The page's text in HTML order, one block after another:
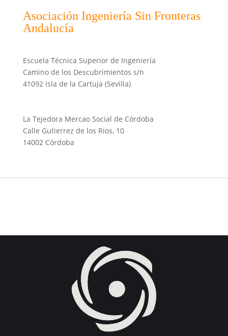
Asociación Ingeniería Sin Fronteras
Andalucía
Escuela Técnica Superior de Ingeniería
Camino de los Descubrimientos s/n
41092 Isla de la Cartuja (Sevilla)
La Tejedora Mercao Social de Córdoba
Calle Gutierrez de los Rios, 10
14002 Córdoba